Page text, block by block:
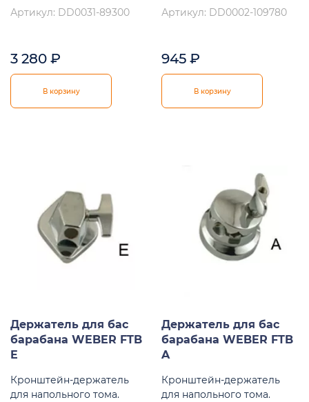
Артикул: DD0031-89300
3 280 ₽
В корзину
Артикул: DD0002-109780
945 ₽
В корзину
Держатель для бас
барабана WEBER FTB
E
Кронштейн-держатель
для напольного тома.
Держатель для бас
барабана WEBER FTB
A
Кронштейн-держатель
для напольного тома.